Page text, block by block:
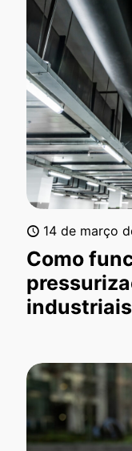
14 de março
Como
industriais